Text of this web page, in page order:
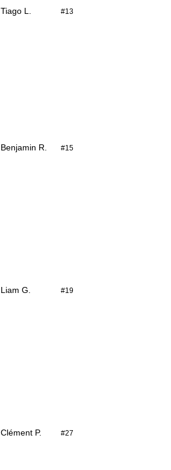
Tiago L. #13
Benjamin R. #15
Liam G. #19
Clément P. #27